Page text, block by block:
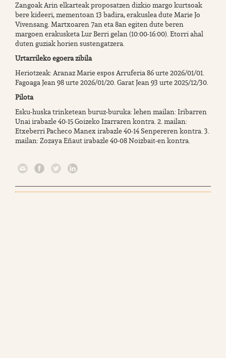
Zangoak Arin elkarteak proposatzen dizkio margo kurtsoak
bere kideeri, mementoan 13 badira, erakuslea dute Marie Jo
Vivensang. Martxoaren 7an eta 8an egiten dute beren
margoen erakusketa Lur Berri gelan (10:00-16:00). Etorri ahal
duten guziak horien sustengatzera.
Urtarrileko egoera zibila
Heriotzeak: Aranaz Marie espos Arruferia 86 urte 2026/01/01.
Fagoaga Jean 98 urte 2026/01/20. Garat Jean 93 urte 2025/12/30.
Pilota
Esku-huska trinketean buruz-buruka: lehen mailan: Iribarren
Unai irabazle 40-15 Goizeko Izarraren kontra. 2. mailan:
Etxeberri Pacheco Manex irabazle 40-14 Senpereren kontra. 3.
mailan: Zozaya Eñaut irabazle 40-08 Noizbait-en kontra.